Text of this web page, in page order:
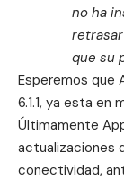
no ha
que su
Esperemos que
6.1.1, ya esta en
Últimamente
actualizaciones
conectividad,